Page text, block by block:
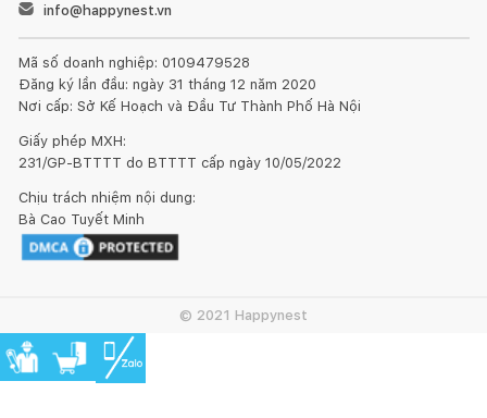
info@happynest.vn
Mã số doanh nghiệp: 0109479528
Đăng ký lần đầu: ngày 31 tháng 12 năm 2020
Nơi cấp: Sở Kế Hoạch và Đầu Tư Thành Phố Hà Nội
Giấy phép MXH:
231/GP-BTTTT do BTTTT cấp ngày 10/05/2022
Chịu trách nhiệm nội dung:
Bà Cao Tuyết Minh
© 2021 Happynest